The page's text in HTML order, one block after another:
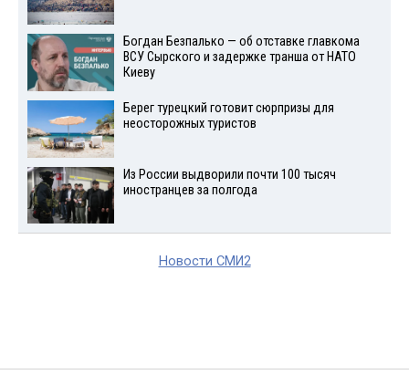
Богдан Безпалько — об отставке главкома
ВСУ Сырского и задержке транша от НАТО
Киеву
Берег турецкий готовит сюрпризы для
неосторожных туристов
Из России выдворили почти 100 тысяч
иностранцев за полгода
Новости СМИ2